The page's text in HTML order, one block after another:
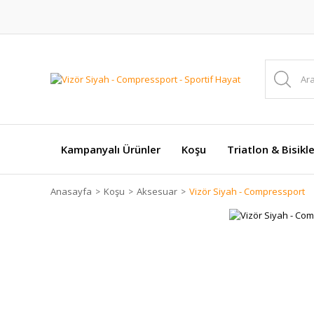
Kampanyalı Ürünler Koşu Triatlon &
Anasayfa Koşu Aksesuar Vizör Siyah - Compressport